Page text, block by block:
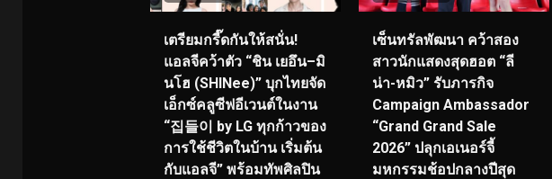
เตรียมกรี๊ดกันให้สนั่น!
แอลจีคว้าตัว “ชิน เยอึน–มิ
นโฮ (SHINee)” บุกไทยจัด
เอ็กซ์คลูซีฟอีเวนต์ในงาน
“집들이 by LG ทุกก้าวของ
การใช้ชีวิตในบ้าน เริ่มต้น
กับแอลจี” พร้อมทัพศิลปิน
เซ็นทรัลพัฒนา คว้าสอง
สาวนักแสดงสุดฮอต “ลี
น่า-หมิว” รับภารกิจ
Campaign Ambassador
“Grand Grand Sale
2026” ปลุกเอเนอร์จี้
มหกรรมช้อปกลางปีสุด